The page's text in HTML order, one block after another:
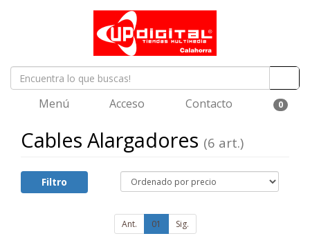
Menú Acceso Contacto 0
Cables Alargadores (6 art.)
Filtro
Ant. 01 Sig.